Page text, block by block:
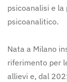
psicoanalisi e
psicoanalitico.
Nata a Milano
riferimento per
allievi e, dal